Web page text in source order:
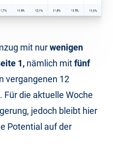
mit nurwenigen
1, nämlich mitfünf
vergangenen 12
die aktuelle Woche
jedoch bleibt hier
Potential auf der